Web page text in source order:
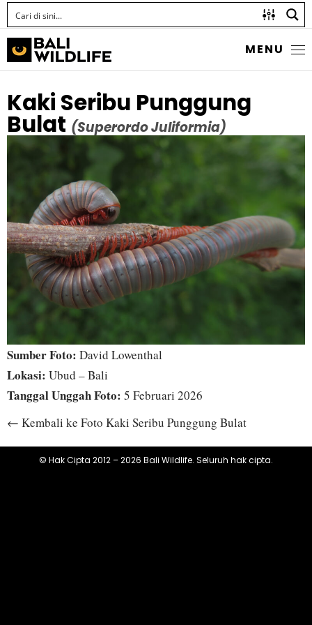
MENU
Kaki Seribu Punggung
Bulat (Superordo Juliformia)
Sumber Foto: David Lowenthal
Lokasi: Ubud – Bali
Tanggal Unggah Foto: 5 Februari 2026
← Kembali ke Foto Kaki Seribu Punggung Bulat
© Hak Cipta 2012 – 2026 Bali Wildlife. Seluruh hak cipta.